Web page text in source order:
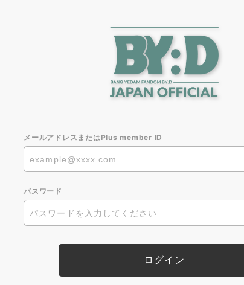
メールアドレスまたはPlus member ID
パスワード